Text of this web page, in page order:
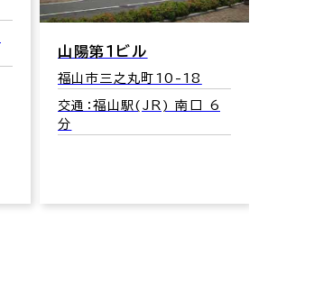
山陽第１ビル
福山市三之丸町10-18
交通：福山駅(JR) 南口 6
分